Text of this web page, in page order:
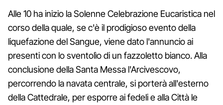
Alle 10 ha inizio la Solenne Celebrazione Eucaristica nel
corso della quale, se c'è il prodigioso evento della
liquefazione del Sangue, viene dato l'annuncio ai
presenti con lo sventolìo di un fazzoletto bianco. Alla
conclusione della Santa Messa l'Arcivescovo,
percorrendo la navata centrale, si porterà all'esterno
della Cattedrale, per esporre ai fedeli e alla Città le